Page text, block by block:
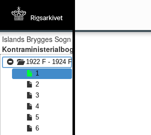
Islands Brygges Sogn
Kontraministerialbog
1922 F - 1924 F
1
2
3
4
5
6